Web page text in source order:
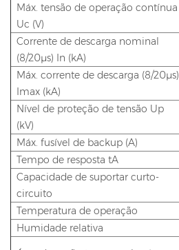
Máx. tensão de operação contínua
Uc (V)
Corrente de descarga nominal
(8/20μs) In (kA)
Máx. corrente de descarga (8/20μs)
Imax (kA)
Nível de proteção de tensão Up
(kV)
Máx. fusível de backup (A)
Tempo de resposta tA
Capacidade de suportar curto-
circuito
Temperatura de operação
Humidade relativa